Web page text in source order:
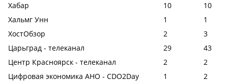
Хабар
10
10
Хальмг Унн
1
1
ХостОбзор
2
3
Царьград - телеканал
29
43
Центр Красноярск - телеканал
2
2
Цифровая экономика АНО - CDO2Day
1 2